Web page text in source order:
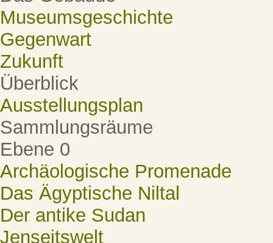
Museumsgeschichte
Gegenwart
Zukunft
Überblick
Ausstellungsplan
Sammlungsräume
Ebene 0
Archäologische Promenade
Das Ägyptische Niltal
Der antike Sudan
Jenseitswelt